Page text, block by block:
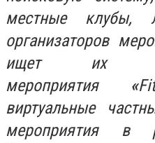
местные клубы,
организаторов
ищет их
мероприятия «
виртуальные
мероприятия в